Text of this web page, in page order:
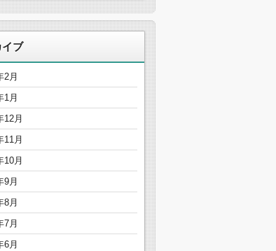
イブ
2月
1月
12月
11月
10月
9月
8月
7月
6月